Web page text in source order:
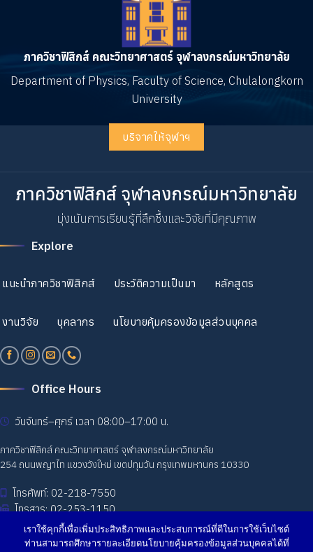
ภาควิชาฟิสิกส์ คณะวิทยาศาสตร์ จุฬาลงกรณ์มหาวิทยาลัย
Department of Physics, Faculty of Science, Chulalongkorn
University
บริจาคให้จุฬาฯ
ภาควิชาฟิสิกส์ จุฬาลงกรณ์มหาวิทยาลัย
มุ่งเน้นการเรียนรู้ที่ลึกซึ้งและวิจัยที่มีคุณภาพ
Explore
แนะนำภาควิชาฟิสิกส์ ประวัติความเป็นมา หลักสูตร
งานวิจัย บุคลากร นโยบายคุ้มครองข้อมูลส่วนบุคคล
Office Hours
วันจันทร์–ศุกร์ เวลา 08:00–17:00 น.
ภาควิชาฟิสิกส์ คณะวิทยาศาสตร์ จุฬาลงกรณ์มหาวิทยาลัย
254 ถนนพญาไท แขวงวังใหม่ เขตปทุมวัน กรุงเทพมหานคร 10330
โทรศัพท์: 02-218-7550
โทรสาร: 02-253-1150
เราใช้คุกกี้เพื่อเพิ่มประสิทธิภาพและประสบการณ์ที่ดีในการใช้เว็บไซต์
ท่านสามารถศึกษารายละเอียดนโยบายคุ้มครองข้อมูลส่วนบุคคลได้ที่